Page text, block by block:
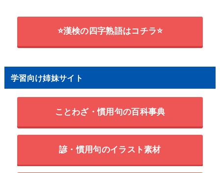
⭐漢検の四字熟語はコチラ⭐
学習向け姉妹サイト
ことわざ・慣用句の百科事典
諺・慣用句のイラスト素材